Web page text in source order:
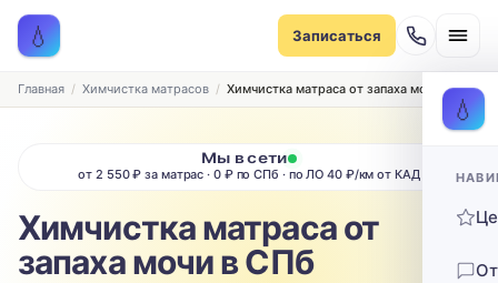
💧 Записаться
Записаться на химчистку
Рассчитаем стоимость и подберём удобное время
ТИП МЕБЕЛИ
ТИП ОБИВКИ
Выберите ткань…
💧
Главная Химчистка матрасов Химчистка матраса от запаха мочи в СПб
Мы в сети
от 2 550 ₽ за матрас · 0 ₽ по СПб · по ЛО 40 ₽/км от КАД
Химчистка матраса от
запаха мочи в СПб